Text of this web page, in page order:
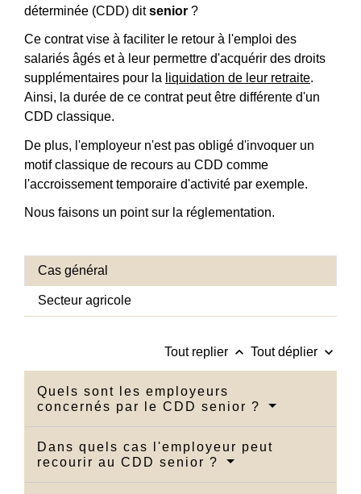
déterminée (CDD) ditsenior ?
Ce contrat vise à faciliter le retour à l'emploi des
salariés âgés et à leur permettre d'acquérir des droits
supplémentaires pour la liquidation de leur retraite.
Ainsi, la durée de ce contrat peut être différente d'un
CDD classique.
De plus, l'employeur n'est pas obligé d'invoquer un
motif classique de recours au CDD comme
l'accroissement temporaire d'activité par exemple.
Nous faisons un point sur la réglementation.
Cas général
Secteur agricole
Tout replier keyboard_arrow_up Tout déplier keyboard_arrow_down
Quels sont les employeurs
concernés par le CDD senior ?
Dans quels cas l'employeur peut
recourir au CDD senior ?